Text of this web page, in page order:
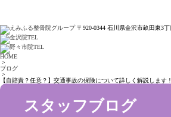
〒920-0344 石川県金沢市畝田東3丁
HOME
>
ブログ
>
【自賠責？任意？】交通事故の保険について詳しく解説します！
スタッフブログ